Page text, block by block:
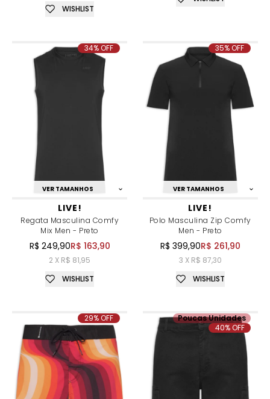
WISHLIST
VER TAMANHOS
LIVE!
Regata Masculina Comfy
Mix Men - Preto
R$ 249,90R$ 163,90
2 X R$ 81,95
34% OFF
WISHLIST
VER TAMANHOS
LIVE!
Polo Masculina Zip Comfy
Men - Preto
R$ 399,90R$ 261,90
3 X R$ 87,30
35% OFF
WISHLIST
29% OFF
Poucas Unidades
40% OFF